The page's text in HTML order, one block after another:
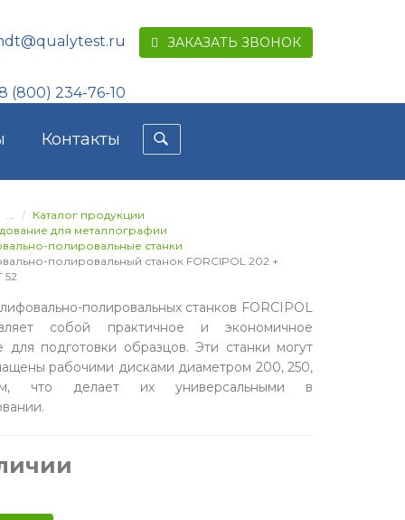
ЗАКАЗАТЬ ЗВОНОК
(800) 234-76-10
Контакты
...
Каталог продукции
для металлографии
полировальные станки
полировальный станок FORCIPOL 202 +
52
полировальных станков FORCIPOL
собой практичное и экономичное
для подготовки образцов. Эти станки могут
рабочими дисками диаметром 200, 250,
что делает их универсальными в